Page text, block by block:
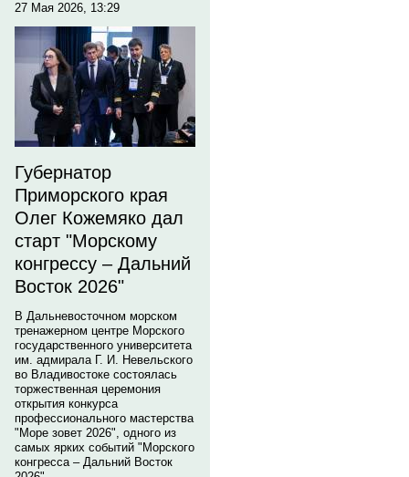
27 Мая 2026, 13:29
Губернатор
Приморского края
Олег Кожемяко дал
старт "Морскому
конгрессу – Дальний
Восток 2026"
В Дальневосточном морском
тренажерном центре Морского
государственного университета
им. адмирала Г. И. Невельского
во Владивостоке состоялась
торжественная церемония
открытия конкурса
профессионального мастерства
"Море зовет 2026", одного из
самых ярких событий "Морского
конгресса – Дальний Восток